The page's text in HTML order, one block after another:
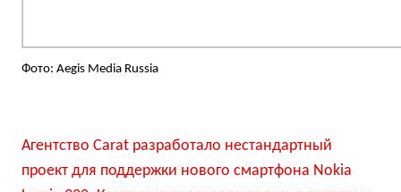
Фото: Aegis Media Russia
Агентство Carat разработало нестандартный
проект для поддержки нового смартфона Nokia